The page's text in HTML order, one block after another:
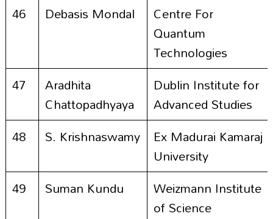
46
Debasis Mondal
Centre For
Quantum
Technologies
47
Aradhita
Chattopadhyaya
Dublin Institute for
Advanced Studies
48
S. Krishnaswamy
Ex Madurai Kamaraj
University
49
Suman Kundu
Weizmann Institute
of Science